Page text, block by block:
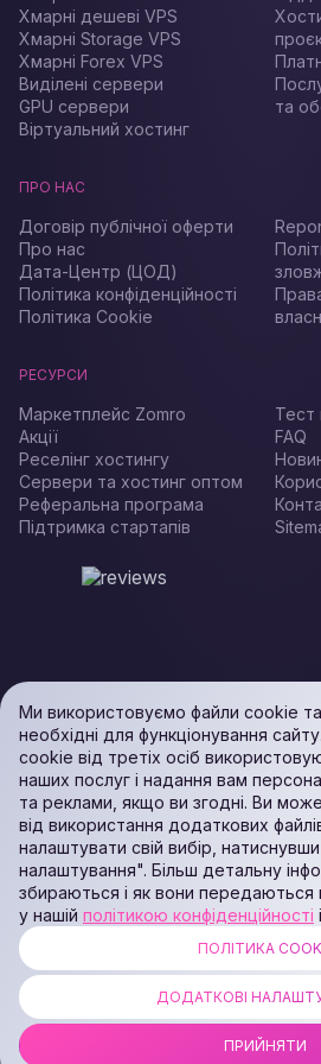
даних, яка дозволяє
Prometheus у зручні й
моніторингу.
Оренда серверів для моніторингу
Якщо вам потрібно ефективно
оренда сервера у Zomro — це
Повний контроль:
до ваших вимог.
Висока продуктивність:
забезпечення стабільної
захисту від атак і резервного
Ціна залежить від ваших
процесора та інших ресурсів.
умови оренди серверів,
використанням Zabbix, Prometheus і
Як вибрати сервер для
Під час вибору сервера для
Безпека: захист від
конфіденційності даних.
Чому обрати маркетплейс
У маркетплейсі Monitoring ми
оптимальними умовами для роботи
Grafana, що дозволяє вам
вашого веб-додатка в реальному
Забезпечте надійність і
допомогою перевірених рішень
допоможемо вам обрати
відповідатиме вимогам вашого
Хмарні дешеві VPS
Хмарні Storage VPS
Хмарні Forex VPS
Виділені сервери
GPU сервери
Віртуальний хостинг
та
ПРО НАС
Договір публічної оферти
Про нас
Дата-Центр (ЦОД)
Політика конфіденційності
Політика Cookie
РЕСУРСИ
Маркетплейс Zomro
Акції
Реселінг хостингу
Сервери та хостинг оптом
Реферальна програма
Підтримка стартапів
Тест
FAQ
ALL RIGHTS RESERVED. Podaon SIA (Id:
LLC (Id: 2641101077454) & OMRO
COPYRIGHT ©
Ми використовуємо файли cookie та
необхідні для функціонування
cookie від третіх осіб
наших послуг і надання вам
та реклами, якщо ви згодні. Ви
від використання додаткових
налаштувати свій вибір,
налаштування". Більш детальну
збираються і як вони
у нашій політикою конфіденційності і
ПОЛІТИКА
ДОДАТКОВІ
ПРИЙНЯТИ